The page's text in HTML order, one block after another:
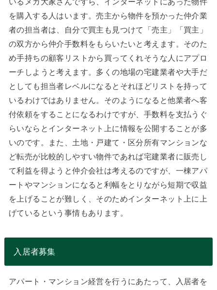
を購入する人はいます。売主から物件を預かった仲介業
者の担当者は、自分で買主も見つけて「売主」「買主」
の双方から仲介手数料をもらいたいと考えます。そのた
め手持ちの顧客リストから買ってくれそうな人にアプロ
ーチしようと考えます。多くの地場の宅建業者や大手だ
としても担当者レベルになるとそれほどリストを持って
いるわけではありません。そのようになると他業者へ客
付依頼をすることになるわけですが、手数料を支払うぐ
らいならとインターネット上に情報を公開することが多
いのです。また、土地・戸建て・区分所有マンションな
ど転売が比較的しやすい物件であれば宅建業者に販売し
て利益を得ようと仲介会社は考えるのですが、一棟アパ
ートやマンションになると利幅をとりながら短期で収益
を上げることが難しく、そのためインターネット上に上
げているという事情もあります。
入居者募集
アパート・マンション経営を行うにあたって、入居者を